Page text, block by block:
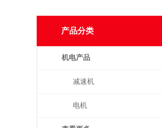
产品分类
机电产品
减速机
电机